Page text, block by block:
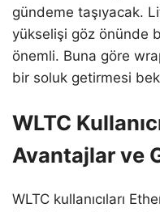
gündeme taşıyacak.
yükselişi göz önünde
önemli. Buna göre
bir soluk getirmesi
WLTC
Avantajlar ve
WLTC kullanıcıları